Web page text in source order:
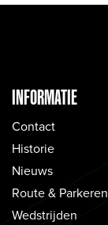
INFORMATIE
Contact
Historie
Nieuws
Route & Parkeren
Wedstrijden